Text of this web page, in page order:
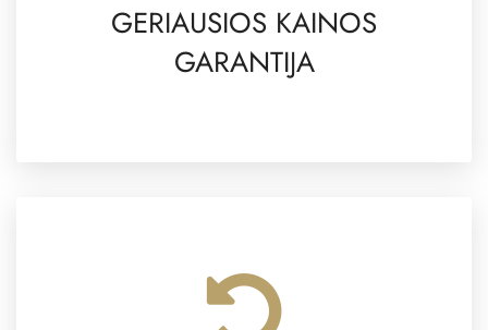
GERIAUSIOS KAINOS
GARANTIJA